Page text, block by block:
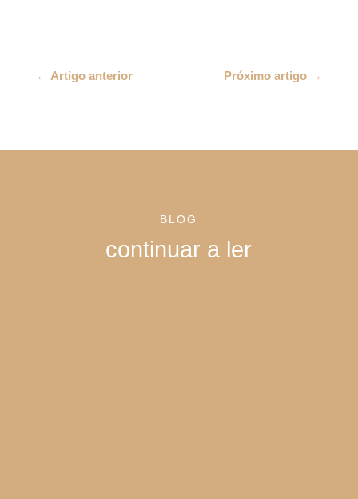
← Artigo anterior Próximo artigo →
BLOG
continuar a ler